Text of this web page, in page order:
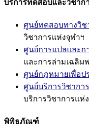
บริการทดสอบและวิชาก
ศูนย์ทดสอบทางวิช
วิชาการแห่งจุฬาฯ
ศูนย์การแปลและก
และการล่ามเฉลิม
ศูนย์กฎหมายเพื่อป
ศูนย์บริการวิชากา
บริการวิชาการแห่
พิพิธภัณฑ์